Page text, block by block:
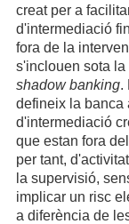
creat per a
d'intermediació
fora de la
s'inclouen sota
shadow banking.
defineix la banca
d'intermediació
que estan fora
per tant,
la supervisió,
implicar un risc
a diferència de